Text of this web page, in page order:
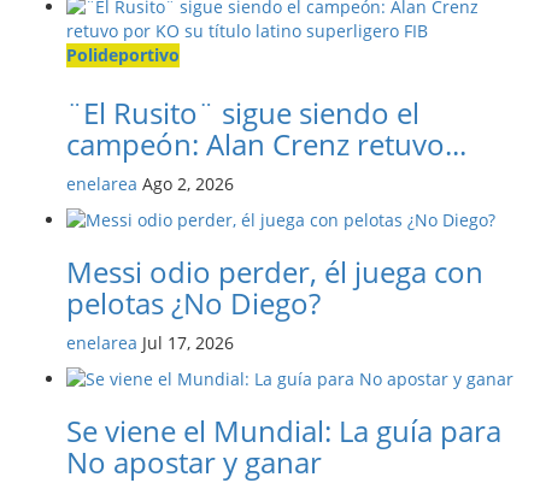
Polideportivo
¨El Rusito¨ sigue siendo el
campeón: Alan Crenz retuvo...
enelarea Ago 2, 2026
Messi odio perder, él juega con
pelotas ¿No Diego?
enelarea Jul 17, 2026
Se viene el Mundial: La guía para
No apostar y ganar